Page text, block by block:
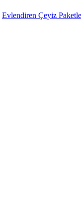
Çeyiz Paketleri •